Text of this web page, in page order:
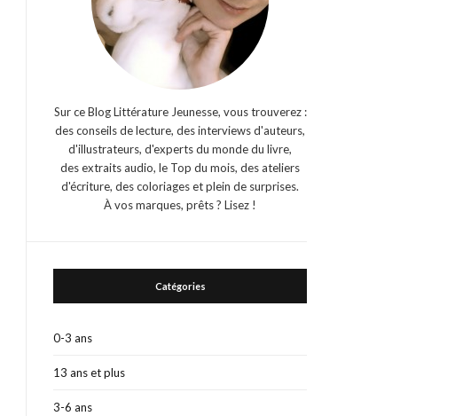
Sur ce Blog Littérature Jeunesse, vous trouverez :
des conseils de lecture, des interviews d'auteurs,
d'illustrateurs, d'experts du monde du livre,
des extraits audio, le Top du mois, des ateliers
d'écriture, des coloriages et plein de surprises.
À vos marques, prêts ? Lisez !
Catégories
0-3 ans
13 ans et plus
3-6 ans